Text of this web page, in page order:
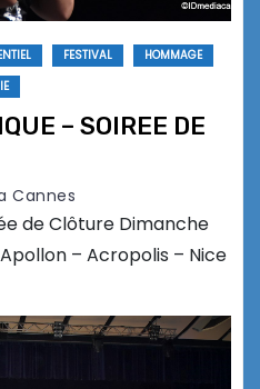
FESTIVAL
HOMMAGE
– SOIREE DE
Cannes
de Clôture Dimanche
– Acropolis – Nice